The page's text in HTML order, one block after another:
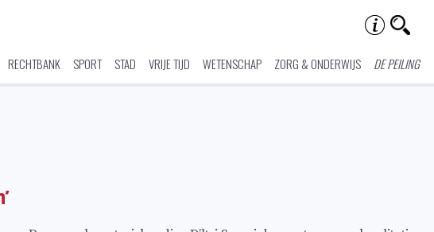
RECHTBANK SPORT STAD VRIJE TIJD WETENSCHAP ZORG & ONDERWIJS DE PEILING